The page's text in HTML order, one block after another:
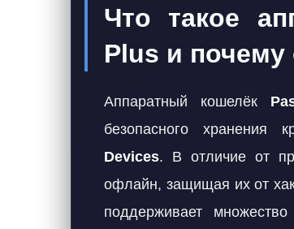
Что такое
Plus и почему
Аппаратный кошелёк
безопасного хранения
Devices. В отличие от
офлайн, защищая их от
поддерживает